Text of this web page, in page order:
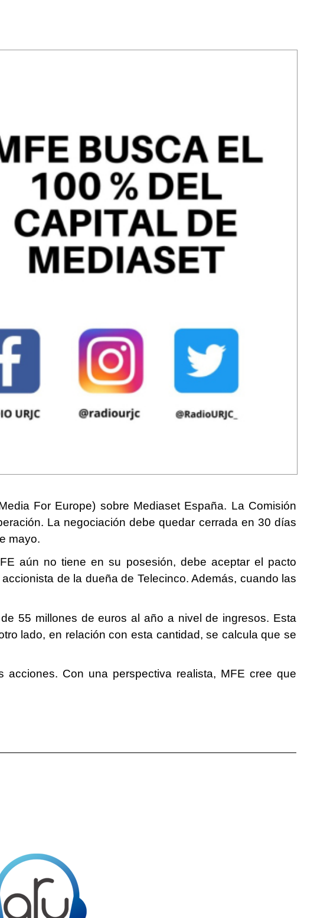
For Europe) sobre Mediaset España. La Comisión
La negociación debe quedar cerrada en 30 días
mayo.
aún no tiene en su posesión, debe aceptar el pacto
de la dueña de Telecinco. Además, cuando las
55 millones de euros al año a nivel de ingresos. Esta
lado, en relación con esta cantidad, se calcula que se
Con una perspectiva realista, MFE cree que